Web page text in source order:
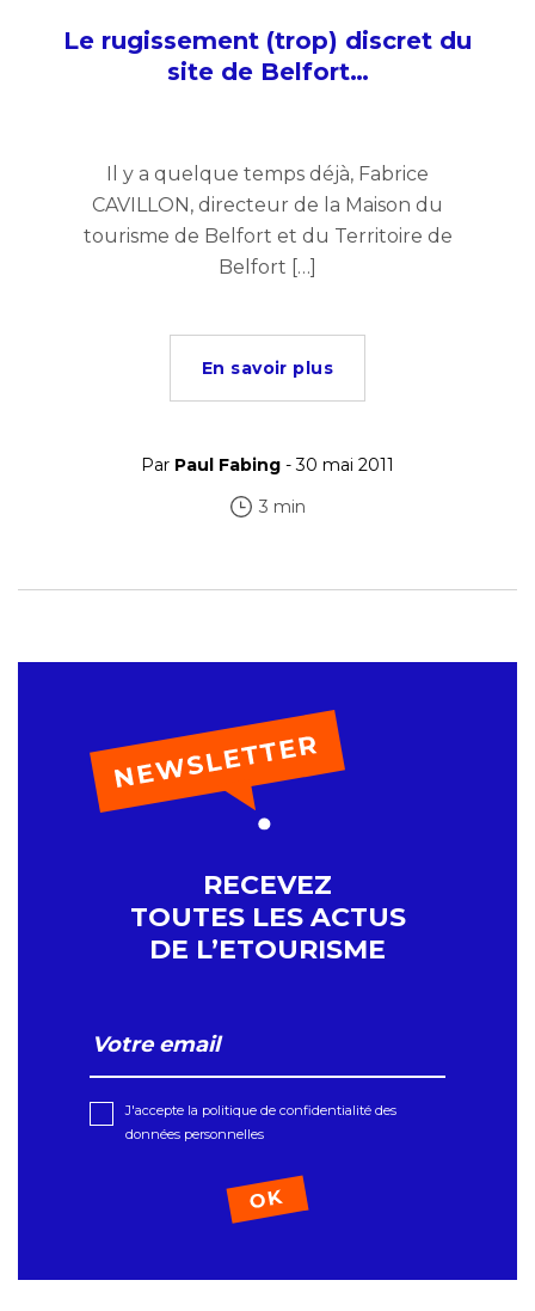
Le rugissement (trop) discret du
site de Belfort…
Il y a quelque temps déjà, Fabrice
CAVILLON, directeur de la Maison du
tourisme de Belfort et du Territoire de
Belfort […]
En savoir plus
Par Paul Fabing - 30 mai 2011
3 min
RECEVEZ
TOUTES LES ACTUS
DE L’ETOURISME
J'accepte la politique de confidentialité des
données personnelles